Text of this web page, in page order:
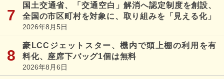
国土交通省、「交通空白」解消へ認定制度を創設、
全国の市区町村を対象に、取り組みを「見える化」
2026年8月5日
豪LCCジェットスター、機内で頭上棚の利用を有
料化、座席下バッグ1個は無料
2026年8月6日